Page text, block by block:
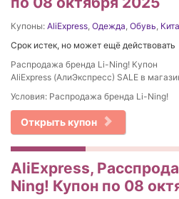
Купоны: AliExpress, Одежда, Обувь,
Срок истек, но может ещё действовать
Распродажа бренда Li-Ning! Купон
AliExpress (АлиЭкспресс) SALE в
Условия: Распродажа бренда Li-Ning!
Открыть купон
AliExpress,
Ning! Купон по 08